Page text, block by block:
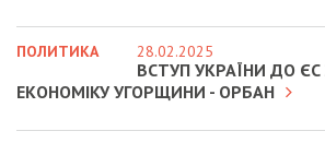
ПОЛИТИКА 28.02.2025
ВСТУП УКРАЇНИ ДО
ЕКОНОМІКУ УГОРЩИНИ - ОРБАН